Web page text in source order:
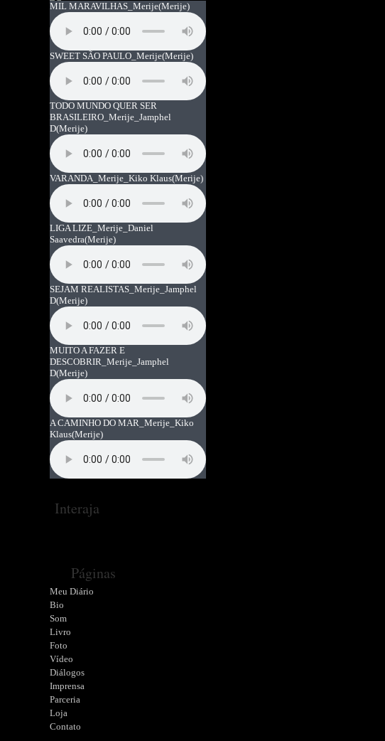
MIL MARAVILHAS_Merije(Merije)
SWEET SÃO PAULO_Merije(Merije)
TODO MUNDO QUER SER
BRASILEIRO_Merije_Jamphel
D(Merije)
VARANDA_Merije_Kiko Klaus(Merije)
LIGA LIZE_Merije_Daniel
Saavedra(Merije)
SEJAM REALISTAS_Merije_Jamphel
D(Merije)
MUITO A FAZER E
DESCOBRIR_Merije_Jamphel
D(Merije)
A CAMINHO DO MAR_Merije_Kiko
Klaus(Merije)
Interaja
Páginas
Meu Diário
Bio
Som
Livro
Foto
Vídeo
Diálogos
Imprensa
Parceria
Loja
Contato